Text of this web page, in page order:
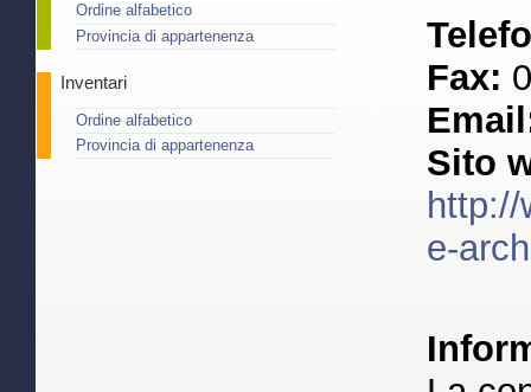
Ordine alfabetico
Provincia di appartenenza
Inventari
Ordine alfabetico
Provincia di appartenenza
Fax:
Sito
e-